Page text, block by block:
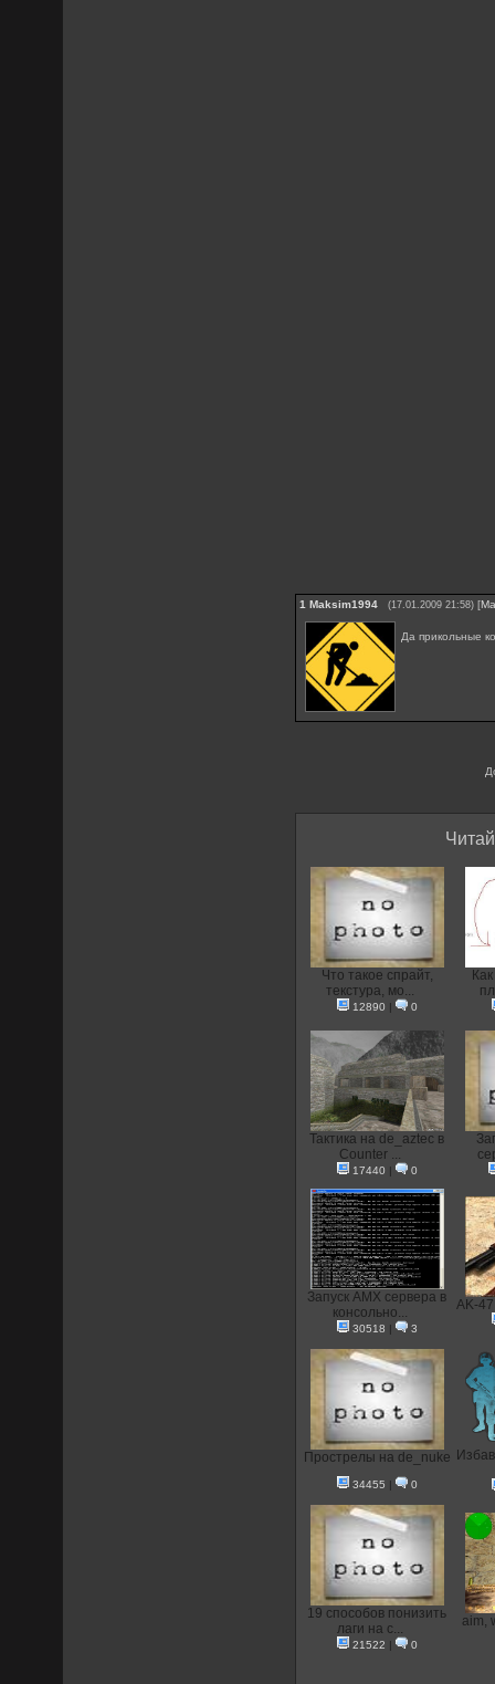
1 Maksim1994 (17.01.2009 21:58) [
Да прикольные
Что такое спрайт,
текстура, мо...
12890 | 0
Тактика на de_aztec в
Counter ...
17440 | 0
Запуск AMX сервера в
консольно...
30518 | 3
AK-
Прострелы на de_nuke
34455 | 0
19 способов понизить
лаги на с...
21522 | 0
aim,